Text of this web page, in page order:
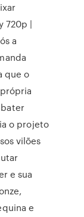
720p |
a
que o
o projeto
vilões
e sua
e